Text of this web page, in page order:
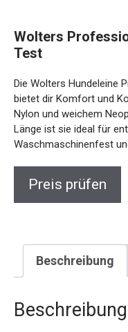
Wolters
Test
Die Wolters Hundeleine
bietet dir Komfort und
Nylon und weichem
Länge ist sie ideal für
Waschmaschinenfest
Preis prüfen
Beschreibung
Beschreibung